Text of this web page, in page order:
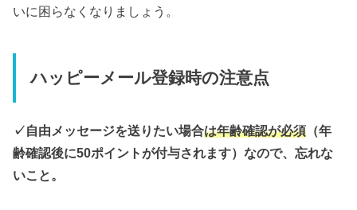
いに困らなくなりましょう。
ハッピーメール登録時の注意点
✓自由メッセージを送りたい場合は年齢確認が必須 （年
齢確認後に50ポイントが付与されます）なので、忘れな
いこと。